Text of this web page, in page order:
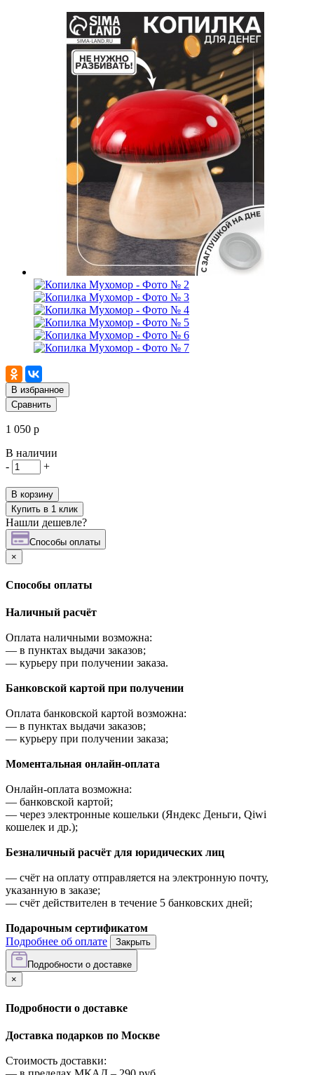
В избранное
Сравнить
1 050 р
В наличии
-
+
В корзину
Купить в 1 клик
Нашли дешевле?
Cпособы оплаты
×
Cпособы оплаты
Наличный расчёт
Оплата наличными возможна:
— в пунктах выдачи заказов;
— курьеру при получении заказа.
Банковской картой при получении
Оплата банковской картой возможна:
— в пунктах выдачи заказов;
— курьеру при получении заказа;
Моментальная онлайн-оплата
Онлайн-оплата возможна:
— банковской картой;
— через электронные кошельки (Яндекс Деньги, Qiwi
кошелек и др.);
Безналичный расчёт для юридических лиц
— счёт на оплату отправляется на электронную почту,
указанную в заказе;
— счёт действителен в течение 5 банковских дней;
Подарочным сертификатом
Подробнее об оплате
Закрыть
Подробности о доставке
×
Подробности о доставке
Доставка подарков по Москве
Стоимость доставки: